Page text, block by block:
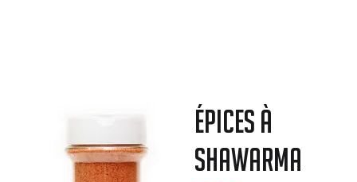
Épices à
Shawarma